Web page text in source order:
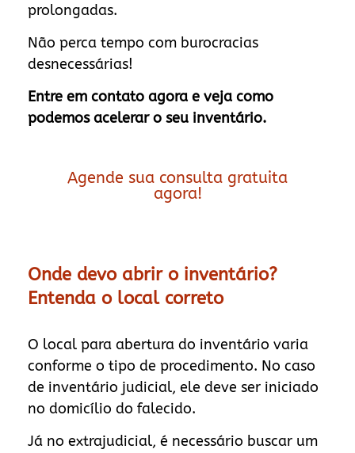
prolongadas.
Não perca tempo com burocracias
desnecessárias!
Entre em contato agora e veja como
podemos acelerar o seu inventário.
Agende sua consulta gratuita
agora!
Onde devo abrir o inventário?
Entenda o local correto
O local para abertura do inventário varia
conforme o tipo de procedimento. No caso
de inventário judicial, ele deve ser iniciado
no domicílio do falecido.
Já no extrajudicial, é necessário buscar um